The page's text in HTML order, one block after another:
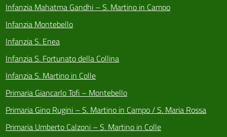
Infanzia Mahatma Gandhi – S. Martino in Campo
Infanzia Montebello
Infanzia S. Enea
Infanzia S. Fortunato della Collina
Infanzia S. Martino in Colle
Primaria Giancarlo Tofi – Montebello
Primaria Gino Rugini – S. Martino in Campo / S. Maria Rossa
Primaria Umberto Calzoni – S. Martino in Colle